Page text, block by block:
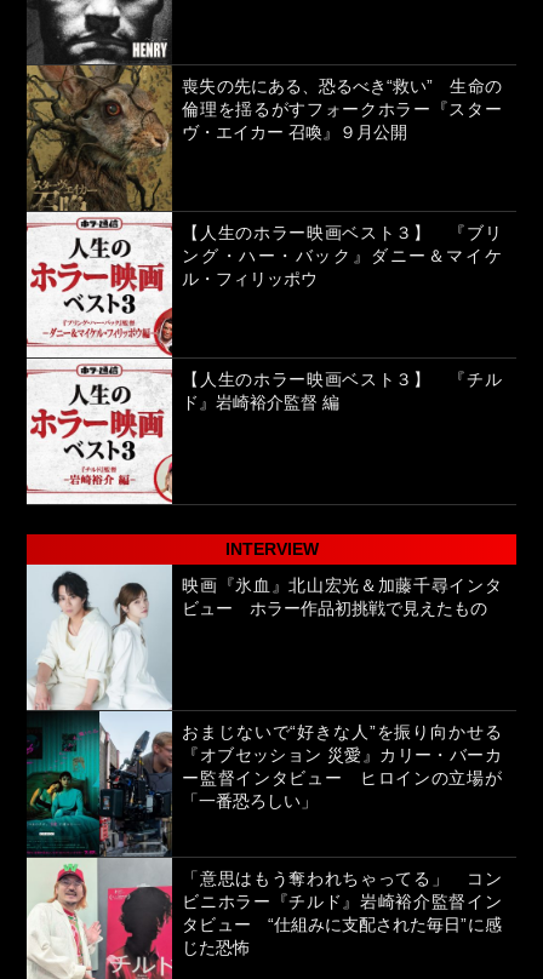
喪失の先にある、恐るべき“救い” 生命の
倫理を揺るがすフォークホラー『スター
ヴ・エイカー 召喚』９月公開
【人生のホラー映画ベスト３】 『ブリ
ング・ハー・バック』ダニー＆マイケ
ル・フィリッポウ
【人生のホラー映画ベスト３】 『チル
ド』岩崎裕介監督 編
INTERVIEW
映画『氷血』北山宏光＆加藤千尋インタ
ビュー ホラー作品初挑戦で見えたもの
おまじないで“好きな人”を振り向かせる
『オブセッション 災愛』カリー・バーカ
ー監督インタビュー ヒロインの立場が
「一番恐ろしい」
「意思はもう奪われちゃってる」 コン
ビニホラー『チルド』岩崎裕介監督イン
タビュー “仕組みに支配された毎日”に感
じた恐怖